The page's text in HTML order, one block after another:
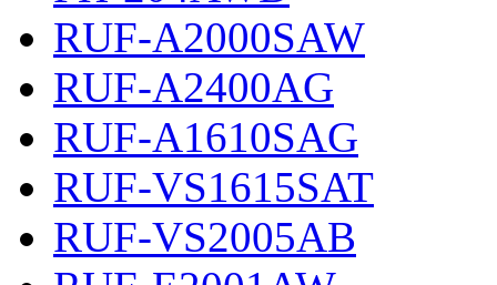
RUF-A2000SAW
RUF-A2400AG
RUF-A1610SAG
RUF-VS1615SAT
RUF-VS2005AB